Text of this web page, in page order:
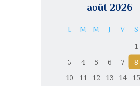
août 2026
L M M J V S
1
3
4 5 6 7 8
10
11 12 13 14 15